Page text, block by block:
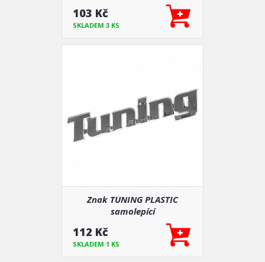
103 Kč
SKLADEM 3 KS
Znak TUNING PLASTIC
samolepící
112 Kč
SKLADEM 1 KS